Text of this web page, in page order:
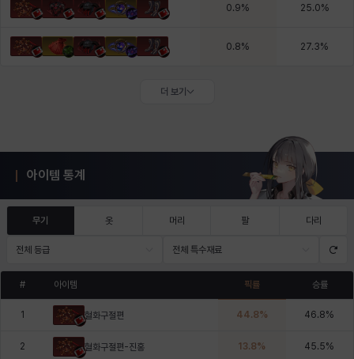
0.9% 25.0%
0.8% 27.3%
더 보기
아이템 통계
무기 옷 머리 팔 다리
전체 등급 전체 특수재료
# 아이템 픽률 승률
1 혈화구절편 44.8% 46.8%
2 혈화구절편-진홍 13.8% 45.5%